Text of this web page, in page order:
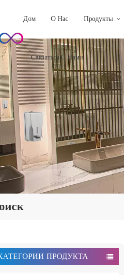
Дом О Нас Продукты
Связаться С Нами
ПРОДУКТА